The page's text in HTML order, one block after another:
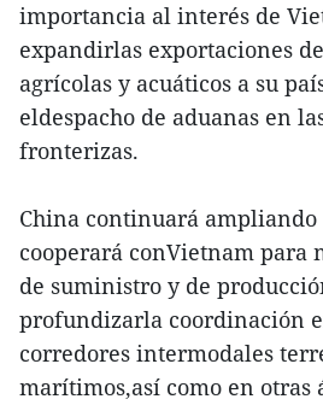
importancia al interés de
expandirlas exportaciones
agrícolas y acuáticos a su
eldespacho de aduanas en
fronterizas.
China continuará ampliando
cooperará conVietnam para
de suministro y de
profundizarla coordinación
corredores intermodales
marítimos,así como en otras